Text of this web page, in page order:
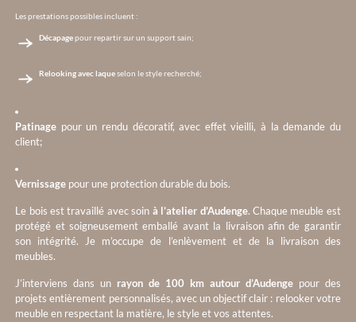
Les prestations possibles incluent :
Décapagepour repartir sur un support sain;
Relooking avec laqueselon le style recherché;
Patinage pour un rendu décoratif, avec effet vieilli, à la demande du
client;
Vernissage pour une protection durable du bois.
Le bois est travaillé avec soin à l’atelier d’Audenge. Chaque meuble est
protégé et soigneusement emballé avant la livraison afin de garantir
son intégrité. Je m’occupe de l’enlèvement et de la livraison des
meubles.
J’interviens dans un rayon de 100 km autour d’Audengepour des
projets entièrement personnalisés, avec un objectif clair : relooker votre
meuble en respectant la matière, le style et vos attentes.